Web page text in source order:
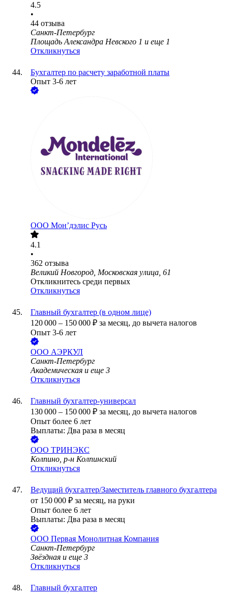
4.5
•
44 отзыва
Санкт-Петербург
Площадь Александра Невского 1 и еще 1
Откликнуться
Бухгалтер по расчету заработной платы
Опыт 3-6 лет
ООО Мон’дэлис Русь
4.1
•
362 отзыва
Великий Новгород, Московская улица, 61
Откликнитесь среди первых
Откликнуться
Главный бухгалтер (в одном лице)
120 000 – 150 000 ₽ за месяц, до вычета налогов
Опыт 3-6 лет
ООО АЭРКУЛ
Санкт-Петербург
Академическая и еще 3
Откликнуться
Главный бухгалтер-универсал
130 000 – 150 000 ₽ за месяц, до вычета налогов
Опыт более 6 лет
Выплаты: Два раза в месяц
ООО ТРИНЭКС
Колпино, р-н Колпинский
Откликнуться
Ведущий бухгалтер/Заместитель главного бухгалтера
от 150 000 ₽ за месяц, на руки
Опыт более 6 лет
Выплаты: Два раза в месяц
ООО Первая Монолитная Компания
Санкт-Петербург
Звёздная и еще 3
Откликнуться
Главный бухгалтер